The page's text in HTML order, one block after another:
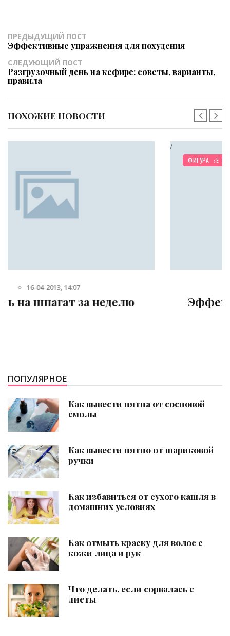
ПРЕДЫДУЩИЙ ПОСТ
Эффективные упражнения для похудения
СЛЕДУЮЩИЙ ПОСТ
Разгрузочный день на кефире: советы, варианты,
правила
ПОХОЖИЕ НОВОСТИ
Эффективные упражнения для
ПОПУЛЯРНОЕ
Как вывести пятна от сосновой
смолы
Как вывести пятно от шариковой
ручки
Как избавиться от сухого кашля в
домашних условиях
Как отмыть краску для волос с
кожи лица и рук
Что делать, если сорвалась с
диеты